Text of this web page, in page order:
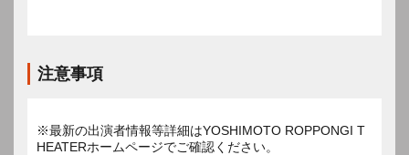
注意事項
※最新の出演者情報等詳細はYOSHIMOTO ROPPONGI T
HEATERホームページでご確認ください。